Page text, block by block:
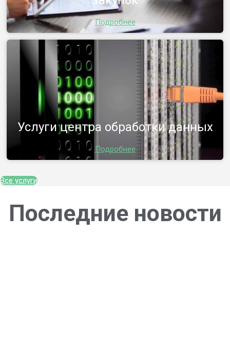
Подробнее
Услуги центра обработки данных
Подробнее
Все услуги
Последние новости